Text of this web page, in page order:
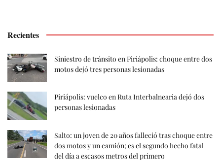
Recientes
Siniestro de tránsito en Piriápolis: choque entre dos
motos dejó tres personas lesionadas
Piriápolis: vuelco en Ruta Interbalnearia dejó dos
personas lesionadas
Salto: un joven de 20 años falleció tras choque entre
dos motos y un camión; es el segundo hecho fatal
del día a escasos metros del primero